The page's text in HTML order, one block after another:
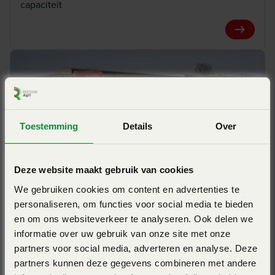
Toestemming Details Over
Deze website maakt gebruik van cookies
We gebruiken cookies om content en advertenties te
personaliseren, om functies voor social media te bieden
en om ons websiteverkeer te analyseren. Ook delen we
informatie over uw gebruik van onze site met onze
partners voor social media, adverteren en analyse. Deze
partners kunnen deze gegevens combineren met andere
brandstofverbruik tijdens het mengproces wordt
verminderd. Het materiaal en het ontwerp van de vijzel zijn
Sneller snijden en mixen
De Profile kuipen zijn veelhoekig, in tegenstelling tot
“gewalste” kuipen hebben deze meer weerstand wat
resulteert in sneller mengen. Het ontwerp maakt de kuip
daarnaast ook nog een stuk robuuster door de vele
zettingen. het ontwerp bespaart veel tijd bij het snijden van
langer voer, waardoor dagelijks veel tijd en brandstof
bespaard wordt. De tegenmessen zijn aan de bovenzijde
scharnierend verbonden aan de kuip, hierdoor wordt de
ruimte tussen het tegenmes en de vijzel verkleind wordt en
capaciteit
View
KUHN SPW INTENSE 16.2
Zelfrijdende voermengwagen - wendbaar - hoge
capaciteit - lager brandstofverbruik
View